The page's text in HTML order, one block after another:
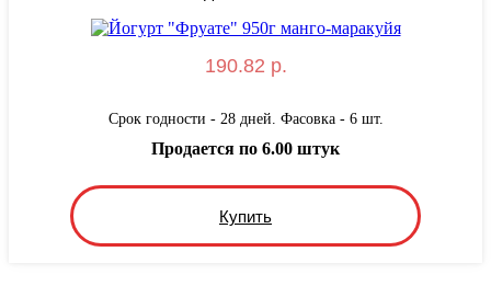
190.82 р.
Срок годности - 28 дней. Фасовка - 6 шт.
Купить
Продается по 6.00 штук